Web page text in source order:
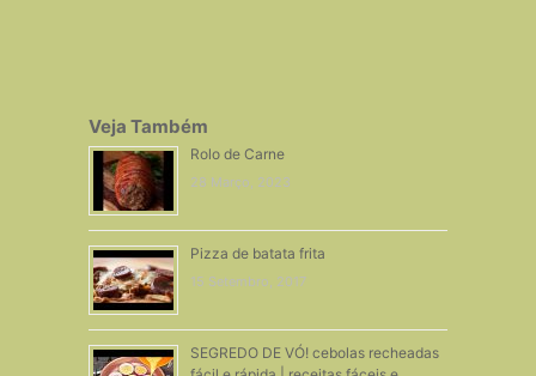
Veja Também
Rolo de Carne
28 Março, 2023
Pizza de batata frita
15 Setembro, 2017
SEGREDO DE VÓ! cebolas recheadas